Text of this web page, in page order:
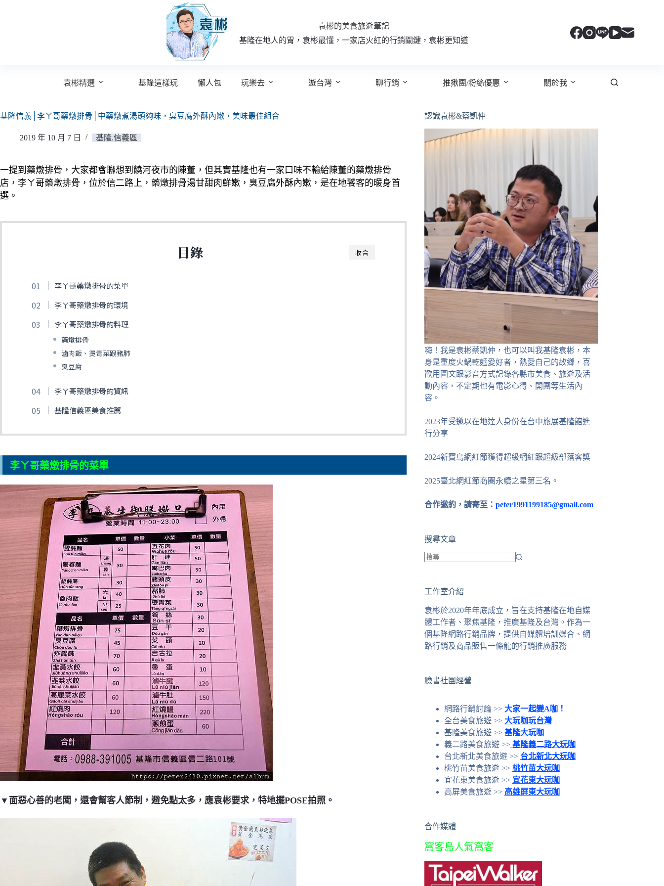
袁彬的美食旅遊筆記
基隆在地人的胃，袁彬最懂，一家店火紅的行銷關鍵，袁彬更知道
袁彬精選 基隆這樣玩 懶人包 玩樂去 遊台灣 聊行銷 推揪團/粉絲優惠 關於我
基隆信義│李ㄚ哥藥燉排骨│中藥燉煮湯頭夠味，臭豆腐外酥內嫩，美味最佳組合
2019 年 10 月 7 日 基隆.信義區
一提到藥燉排骨，大家都會聯想到饒河夜市的陳董，但其實基隆也有一家口味不輸給陳董的藥燉排骨
店，李ㄚ哥藥燉排骨，位於信二路上，藥燉排骨湯甘甜肉鮮嫩，臭豆腐外酥內嫩，是在地饕客的暖身首
選。
收合
目錄
李ㄚ哥藥燉排骨的菜單
李ㄚ哥藥燉排骨的環境
李ㄚ哥藥燉排骨的料理
藥燉排骨
滷肉飯、燙青菜跟豬肺
臭豆腐
李ㄚ哥藥燉排骨的資訊
基隆信義區美食推薦
李ㄚ哥藥燉排骨的菜單
▼面惡心善的老闆，還會幫客人節制，避免點太多，應袁彬要求，特地擺POSE拍照。
認識袁彬&蔡凱仲
嗨！我是袁彬蔡凱仲，也可以叫我基隆袁彬，本
身是重度火鍋乾麵愛好者，熱愛自己的故鄉，喜
歡用圖文跟影音方式記錄各縣市美食、旅遊及活
動內容，不定期也有電影心得、開團等生活內
容。
2023年受邀以在地達人身份在台中旅展基隆館進
行分享
2024新寶島網紅節獲得超級網紅跟超級部落客獎
2025臺北網紅節商圈永續之星第三名。
合作邀約，請寄至： peter1991199185@gmail.com
搜尋文章
到
合
條
件
的
果
工作室介紹
袁彬於2020年年底成立，旨在支持基隆在地自媒
體工作者、聚焦基隆，推廣基隆及台灣。作為一
個基隆網路行銷品牌，提供自媒體培訓媒合、網
路行銷及商品販售一條龍的行銷推廣服務
臉書社團經營
網路行銷討論 >> 大家一起變A咖！
全台美食旅遊 >> 大玩咖玩台灣
基隆美食旅遊 >> 基隆大玩咖
義二路美食旅遊 >> 基隆義二路大玩咖
台北新北美食旅遊 >> 台北新北大玩咖
桃竹苗美食旅遊 >> 桃竹苗大玩咖
宜花東美食旅遊 >> 宜花東大玩咖
高屏美食旅遊 >> 高雄屏東大玩咖
合作媒體
窩客島人氣窩客